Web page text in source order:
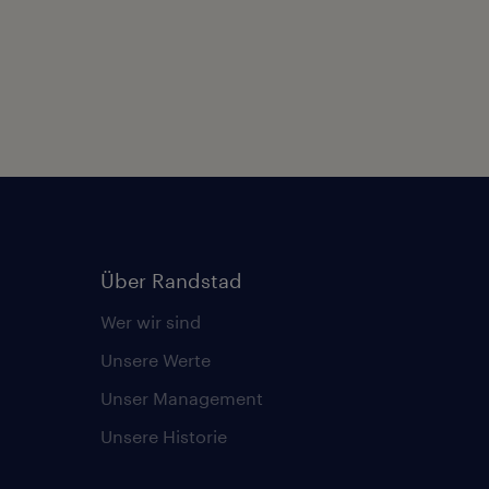
Über Randstad
Wer wir sind
Unsere Werte
Unser Management
Unsere Historie